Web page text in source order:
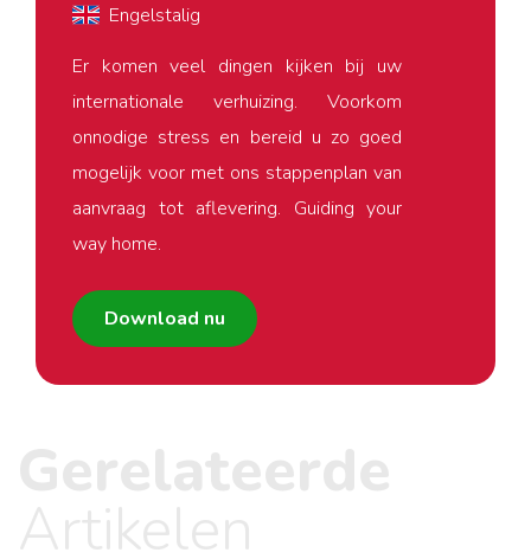
Engelstalig
Er komen veel dingen kijken bij uw
internationale verhuizing. Voorkom
onnodige stress en bereid u zo goed
mogelijk voor met ons stappenplan van
aanvraag tot aflevering. Guiding your
way home.
Download nu